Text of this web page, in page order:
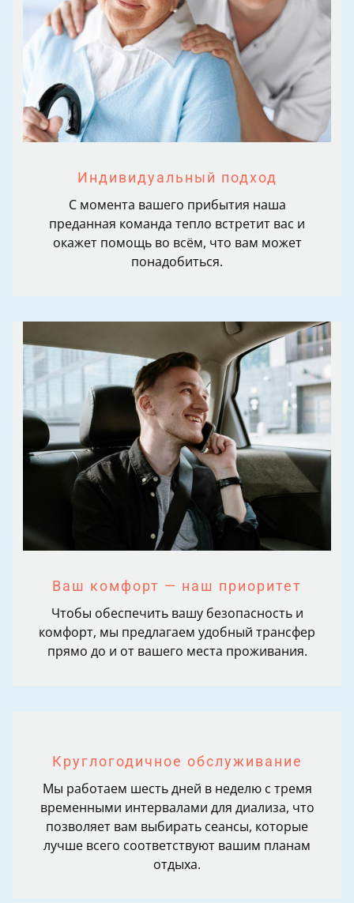
Индивидуальный подход
С момента вашего прибытия наша
преданная команда тепло встретит вас и
окажет помощь во всём, что вам может
понадобиться.
Ваш комфорт — наш приоритет
Чтобы обеспечить вашу безопасность и
комфорт, мы предлагаем удобный трансфер
прямо до и от вашего места проживания.
Круглогодичное обслуживание
Мы работаем шесть дней в неделю с тремя
временными интервалами для диализа, что
позволяет вам выбирать сеансы, которые
лучше всего соответствуют вашим планам
отдыха.